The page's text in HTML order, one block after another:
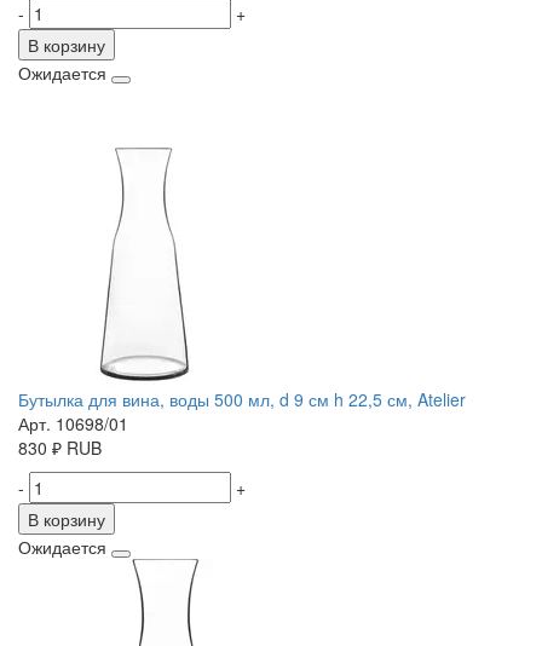
-
+
В корзину
Ожидается
Бутылка для вина, воды 500 мл, d 9 см h 22,5 см, Atelier
Арт. 10698/01
830 ₽ RUB
-
+
В корзину
Ожидается